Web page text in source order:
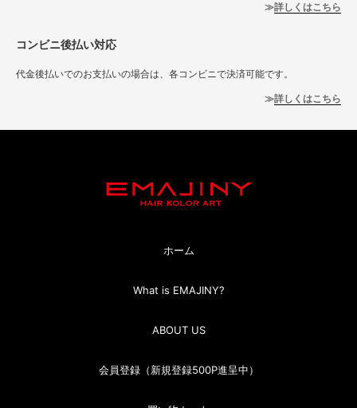
詳しくはこちら
コンビニ後払い対応
代金後払いでのお支払いの場合は、各コンビニで決済可能です。
詳しくはこちら
ホーム
What is EMAJINY?
ABOUT US
会員登録（新規登録500P進呈中）